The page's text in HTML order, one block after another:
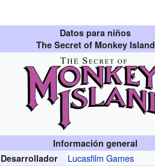
Datos para niños
The Secret of Monkey Island
Información general
Desarrollador
Lucasfilm Games